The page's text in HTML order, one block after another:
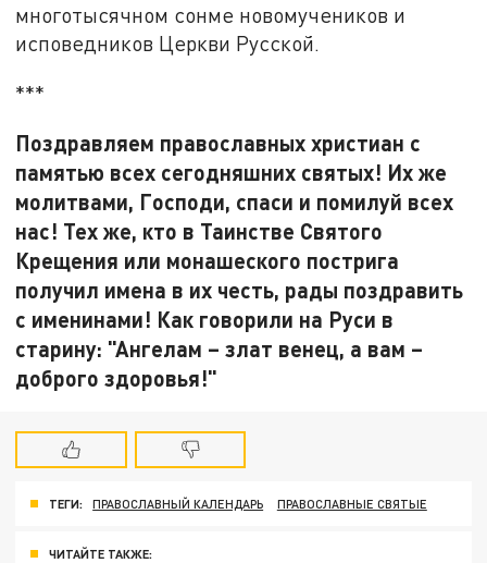
многотысячном сонме новомучеников и
исповедников Церкви Русской.
***
Поздравляем православных христиан с
памятью всех сегодняшних святых! Их же
молитвами, Господи, спаси и помилуй всех
нас! Тех же, кто в Таинстве Святого
Крещения или монашеского пострига
получил имена в их честь, рады поздравить
с именинами! Как говорили на Руси в
старину: "Ангелам – злат венец, а вам –
доброго здоровья!"
ТЕГИ: ПРАВОСЛАВНЫЙ КАЛЕНДАРЬ ПРАВОСЛАВНЫЕ СВЯТЫЕ
ЧИТАЙТЕ ТАКЖЕ: